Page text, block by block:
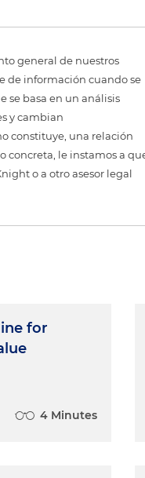
general de nuestros
de información cuando se
se basa en un análisis
y cambian
constituye, una relación
concreta, le instamos a
o a otro asesor legal
for
4 Minutes